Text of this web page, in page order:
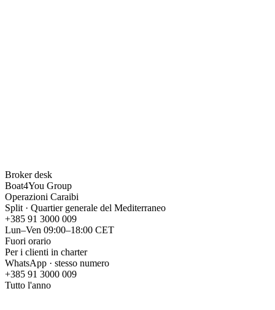
Broker desk
Boat4You Group
Operazioni Caraibi
Split · Quartier generale del Mediterraneo
+385 91 3000 009
Lun–Ven 09:00–18:00 CET
Fuori orario
Per i clienti in charter
WhatsApp · stesso numero
+385 91 3000 009
Tutto l'anno